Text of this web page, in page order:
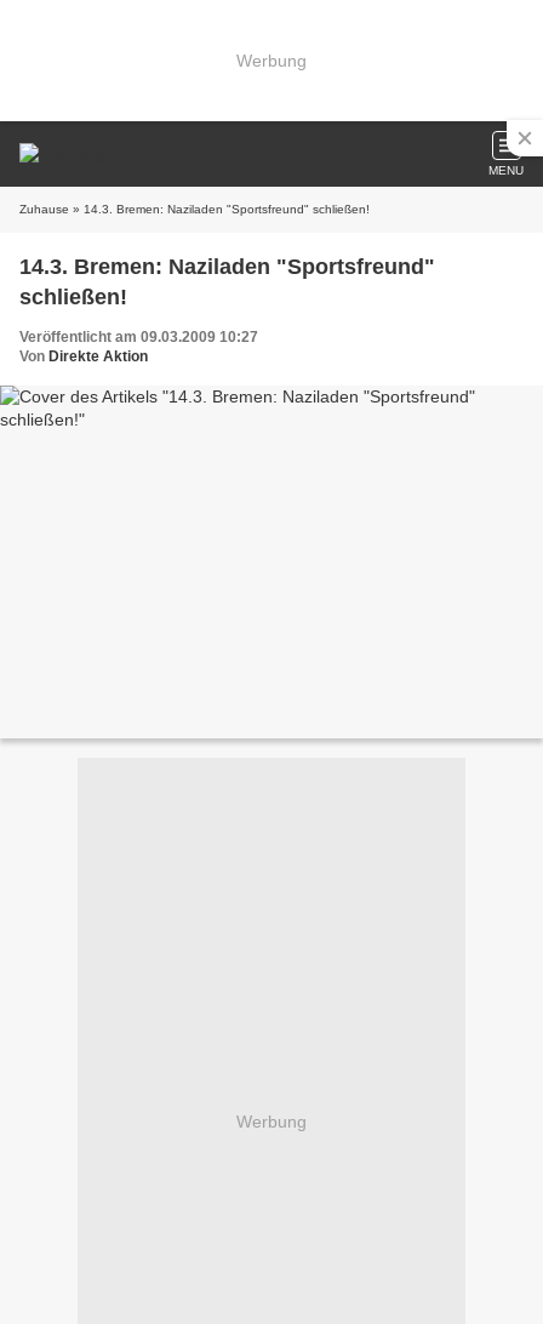
Werbung
MENU
Zuhause » 14.3. Bremen: Naziladen "Sportsfreund" schließen!
14.3. Bremen: Naziladen "Sportsfreund"
schließen!
Veröffentlicht am 09.03.2009 10:27
Von Direkte Aktion
Werbung